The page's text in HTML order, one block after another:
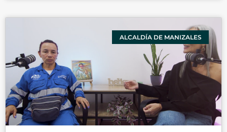
ALCALDÍA DE MANIZALES